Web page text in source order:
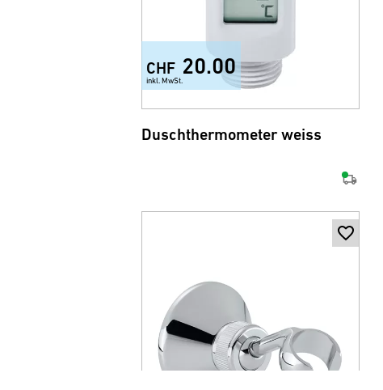
CHF 20.00
inkl. MwSt.
Duschthermometer weiss